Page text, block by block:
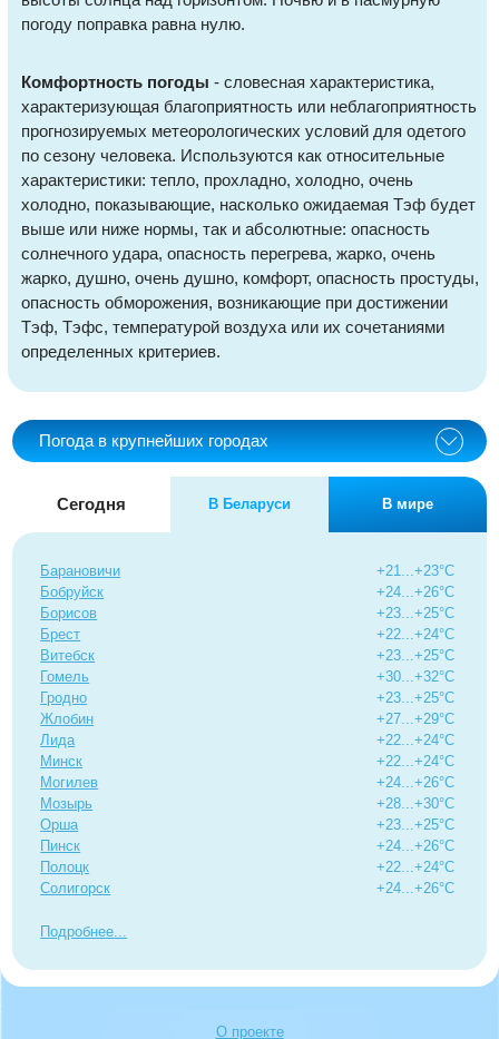
погоду поправка равна нулю.
Комфортность погоды - словесная характеристика,
характеризующая благоприятность или неблагоприятность
прогнозируемых метеорологических условий для одетого
по сезону человека. Используются как относительные
характеристики: тепло, прохладно, холодно, очень
холодно, показывающие, насколько ожидаемая Тэф будет
выше или ниже нормы, так и абсолютные: опасность
солнечного удара, опасность перегрева, жарко, очень
жарко, душно, очень душно, комфорт, опасность простуды,
опасность обморожения, возникающие при достижении
Тэф, Тэфс, температурой воздуха или их сочетаниями
определенных критериев.
Погода в крупнейших городах
Сегодня В Беларуси В мире
Барановичи
Бобруйск
Борисов
Брест
Витебск
Гомель
Гродно
Жлобин
Лида
Минск
Могилев
Мозырь
Орша
Пинск
Полоцк
Солигорск
+21...+23°C
+24...+26°C
+23...+25°C
+22...+24°C
+23...+25°C
+30...+32°C
+23...+25°C
+27...+29°C
+22...+24°C
+22...+24°C
+24...+26°C
+28...+30°C
+23...+25°C
+24...+26°C
+22...+24°C
+24...+26°C
Подробнее
О проекте